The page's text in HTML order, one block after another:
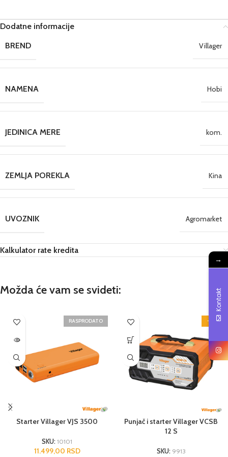
Dodatne informacije
BREND
Villager
NAMENA Hobi
JEDINICA MERE kom.
ZEMLJA POREKLA Kina
UVOZNIK Agromarket
Kalkulator rate kredita
Možda će vam se svideti:
RASPRODATO
Starter Villager VJS 3500
SKU: 10101
11.499,00 RSD
-2%
Punjač i starter Villager VCSB
12 S
SKU: 9913
→
Kontakt